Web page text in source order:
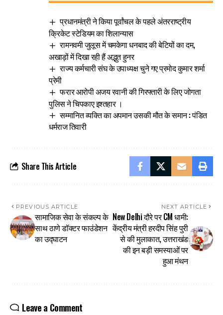
प्रधानमंत्री ने किया पूर्वांचल के पहले अंतरराष्ट्रीय
क्रिकेट स्टेडियम का शिलान्यास
रामनवमी जुलूस में चमकेगा धनबाद की बेटियों का दम,
अखाड़ों में दिखा रही हैं अद्भुत हुनर
राज्य कर्मचारी संघ के उपाध्यक्ष चुने गए प्रमोद कुमार शर्मा
प्रेमी
फरार आरोपी अजय रवानी की गिरफ्तारी के लिए जोगता
पुलिस ने चिपकाए इश्तहार ।
सम्मानित व्यक्ति का अपमान उसकी मौत के समान : पंडित
धर्मराज तिवारी
Share This Article
PREVIOUS ARTICLE
सामाजिक सेवा के संकल्प के
साथ ठाणे डॉक्टर फाउंडेशन
का उद्घाटन
NEXT ARTICLE
New Delhi दौरे पर CM धामी:
केंद्रीय मंत्री हरदीप सिंह पुरी
से की मुलाकात, उत्तराखंड
की इन बड़ी समस्याओं पर
हुआ मंथन
Leave a Comment